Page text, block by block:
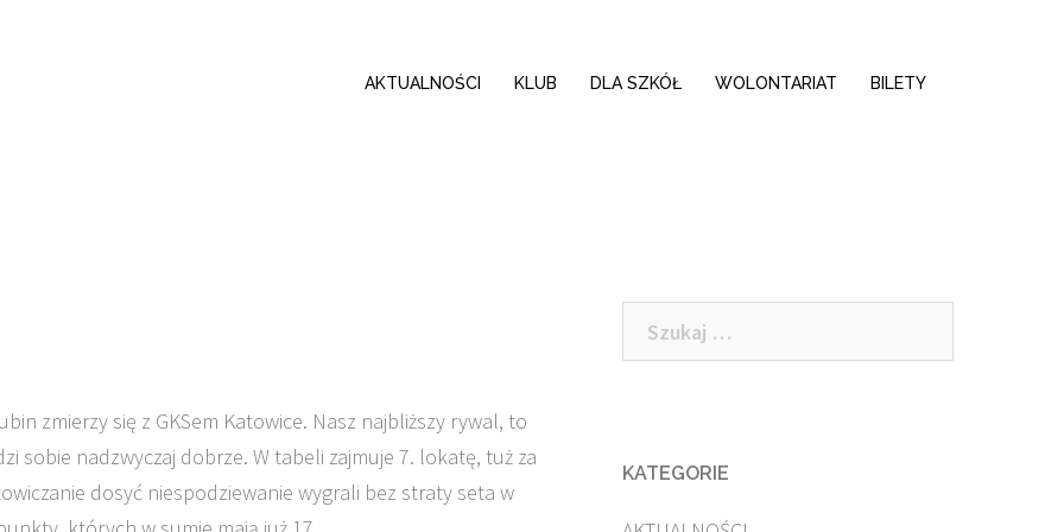
AKTUALNOŚCI KLUB DLA SZKÓŁ WOLONTARIAT BILETY
zmierzy się z GKSem Katowice. Nasz najbliższy rywal, to
sobie nadzwyczaj dobrze. W tabeli zajmuje 7. lokatę, tuż za
dosyć niespodziewanie wygrali bez straty seta w
Szukaj:
KATEGORIE